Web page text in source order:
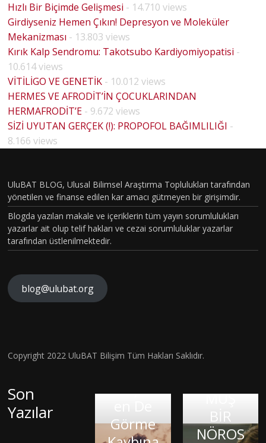
Hızlı Bir Biçimde Gelişmesi - 14.710 views
Girdiyseniz Hemen Çıkın! Depresyon ve Moleküler
Mekanizması - 13.803 views
Kırık Kalp Sendromu: Takotsubo Kardiyomiyopatisi -
10.614 views
VİTİLİGO VE GENETİK - 10.012 views
HERMES VE AFRODİT’İN ÇOCUKLARINDAN
HERMAFRODİT’E - 9.672 views
SİZİ UYUTAN GERÇEK (!): PROPOFOL BAĞIMLILIĞI -
8.166 views
UluBAT BLOG, Ulusal Bilimsel Araştırma Toplulukları tarafından
yönetilen ve finanse edilen kar amacı gütmeyen bir girişimdir.
Blogda yazılan makale ve içeriklerin tüm yayın sorumlulukları
yazarlar ait olup telif hakları ve cezai sorumluluklar yazarlar
tarafından üstlenilmektedir.
blog@ulubat.org
Copyright 2022 UluBAT Bilişim Tüm Hakları Saklıdır.
Son
Yazılar
Hava
en De
Görme
İnsan:
Organiz
KIRIK
HOUSE
MD
BÖLÜM
VAKASI
GERÇEK
OLDU :
TÜRKİY
KTANISI
MUŞ
NÖROS